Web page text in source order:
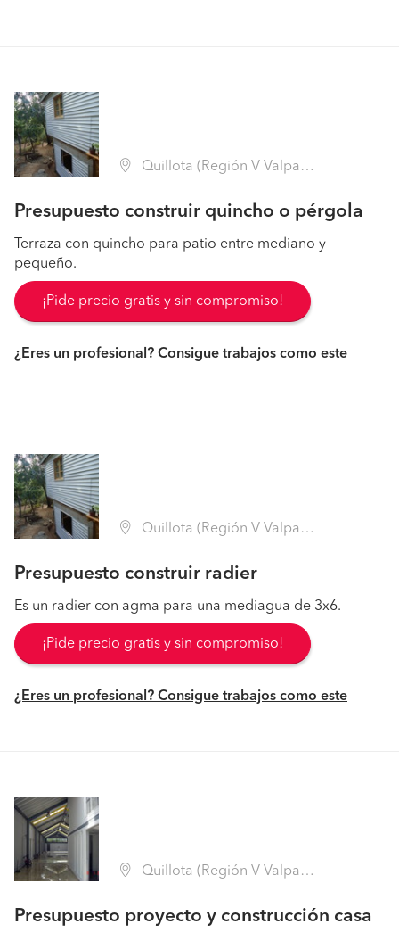
Quillota (Región V Valparaíso - Quillota)
Presupuesto construir quincho o pérgola
Terraza con quincho para patio entre mediano y
pequeño.
¡Pide precio gratis y sin compromiso!
¿Eres un profesional? Consigue trabajos como este
Quillota (Región V Valparaíso - Quillota)
Presupuesto construir radier
Es un radier con agma para una mediagua de 3x6.
¡Pide precio gratis y sin compromiso!
¿Eres un profesional? Consigue trabajos como este
Quillota (Región V Valparaíso - Quillota)
Presupuesto proyecto y construcción casa